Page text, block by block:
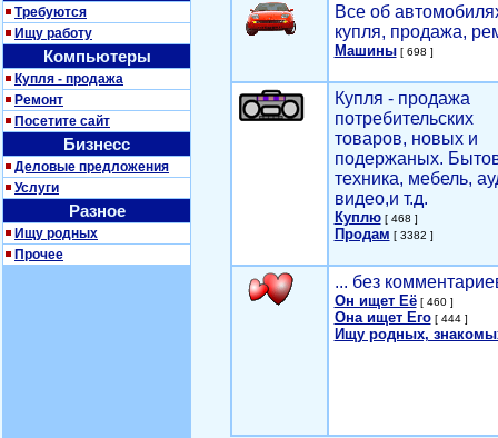
Требуются
Ищу работу
Компьютеры
Купля - продажа
Ремонт
Посетите сайт
Бизнесс
Деловые предложения
Услуги
Разное
Ищу родных
Прочее
Все об
купля, продажа,
Машины[ 698 ]
Купля - продажа
потребительских
товаров, новых и
подержаных.
техника, мебель,
видео,и т.д.
Куплю[ 468 ]
Продам [ 3382 ]
... без
Он ищет Её[ 460 ]
Она ищет Его[ 444 ]
Ищу родных,